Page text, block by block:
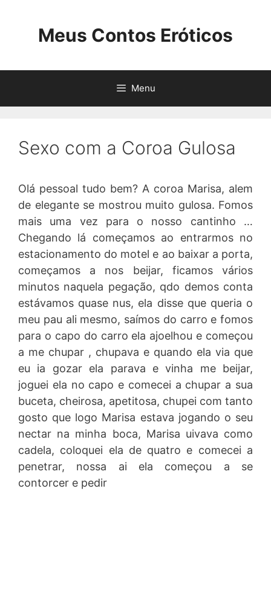
Meus Contos Eróticos
Menu
Sexo com a Coroa Gulosa
Olá pessoal tudo bem? A coroa Marisa, alem
de elegante se mostrou muito gulosa. Fomos
mais uma vez para o nosso cantinho …
Chegando lá começamos ao entrarmos no
estacionamento do motel e ao baixar a porta,
começamos a nos beijar, ficamos vários
minutos naquela pegação, qdo demos conta
estávamos quase nus, ela disse que queria o
meu pau ali mesmo, saímos do carro e fomos
para o capo do carro ela ajoelhou e começou
a me chupar , chupava e quando ela via que
eu ia gozar ela parava e vinha me beijar,
joguei ela no capo e comecei a chupar a sua
buceta, cheirosa, apetitosa, chupei com tanto
gosto que logo Marisa estava jogando o seu
nectar na minha boca, Marisa uivava como
cadela, coloquei ela de quatro e comecei a
penetrar, nossa ai ela começou a se
contorcer e pedir